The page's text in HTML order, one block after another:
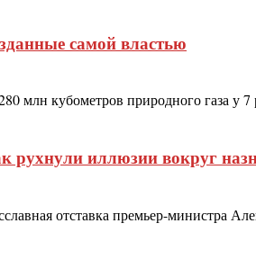
самой властью
млн кубометров природного газа
рухнули иллюзии вокруг
отставка премьер-министра